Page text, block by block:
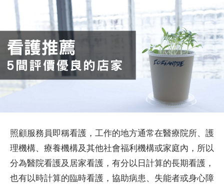
照顧服務員即稱看護，工作的地方通常在醫療院所、護
理機構、療養機構及其他社會福利機構或家庭內，所以
分為醫院看護及居家看護，有分以日計算的長期看護，
也有以時計算的臨時看護，協助病患、失能者或身心障